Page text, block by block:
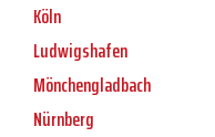
Köln
Ludwigshafen
Mönchengladbach
Nürnberg